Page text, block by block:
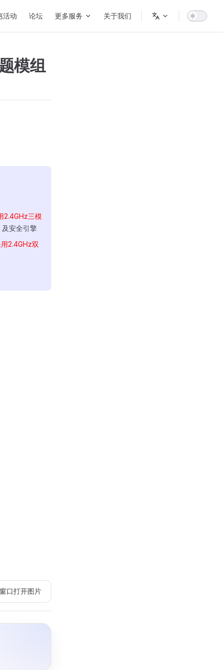
活动 论坛 更多服务 关于我们
模组
2.4GHz三模
安全引擎
2.4GHz双
口打开图片